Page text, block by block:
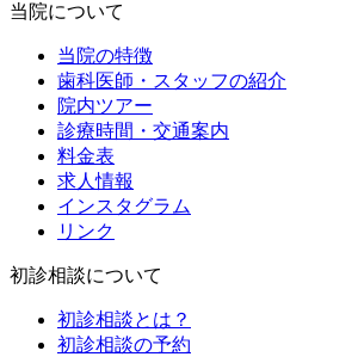
当院について
当院の特徴
歯科医師・スタッフの紹介
院内ツアー
診療時間・交通案内
料金表
求人情報
インスタグラム
リンク
初診相談について
初診相談とは？
初診相談の予約